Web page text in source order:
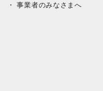
事業者のみなさまへ